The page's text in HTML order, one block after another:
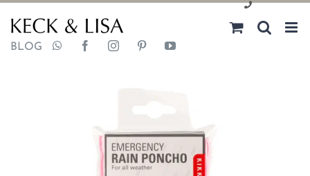
030 2400000
BLOG